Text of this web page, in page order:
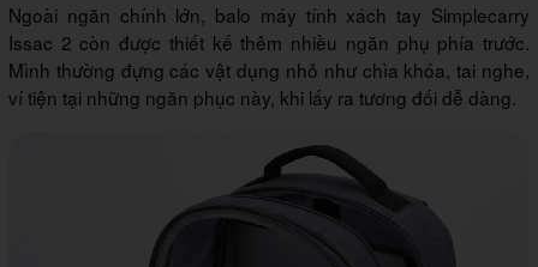
Ngoài ngăn chính lớn, balo máy tính xách tay Simplecarry
Issac 2 còn được thiết kế thêm nhiều ngăn phụ phía trước.
Mình thường đựng các vật dụng nhỏ như chìa khóa, tai nghe,
ví tiện tại những ngăn phục này, khi lấy ra tương đối dễ dàng.